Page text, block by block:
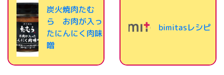
炭火焼肉たむ
ら お肉が入っ
たにんにく肉味
噌
bimitasレシピ